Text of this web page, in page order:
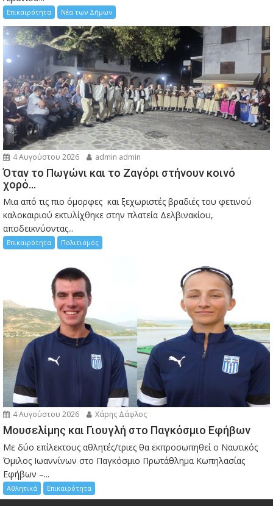
Επικαιρότητα Νέα των Δήμων
4 Αυγούστου 2026 admin admin
Όταν το Πωγώνι και το Ζαγόρι στήνουν κοινό
χορό…
Μια από τις πιο όμορφες και ξεχωριστές βραδιές του φετινού
καλοκαιριού εκτυλίχθηκε στην πλατεία Δελβινακίου,
αποδεικνύοντας...
Επικαιρότητα Πολιτισμός
4 Αυγούστου 2026 Χάρης Δάφλος
Μουσελίμης και Γιουγλή στο Παγκόσμιο Εφήβων
Mε δύο επίλεκτους αθλητές/τριες θα εκπροσωπηθεί ο Ναυτικός
Όμιλος Ιωαννίνων στο Παγκόσμιο Πρωτάθλημα Κωπηλασίας
Εφήβων –...
Αθλητικά Επικαιρότητα